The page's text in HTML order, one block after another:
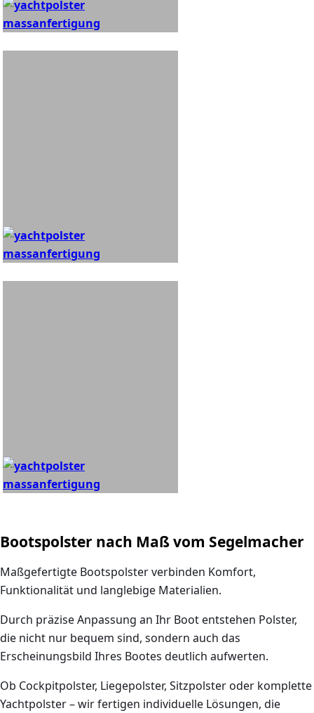
Bootspolster nach Maß vom Segelmacher
Maßgefertigte Bootspolster verbinden Komfort,
Funktionalität und langlebige Materialien.
Durch präzise Anpassung an Ihr Boot entstehen Polster,
die nicht nur bequem sind, sondern auch das
Erscheinungsbild Ihres Bootes deutlich aufwerten.
Ob Cockpitpolster, Liegepolster, Sitzpolster oder komplette
Yachtpolster– wir fertigen individuelle Lösungen, die